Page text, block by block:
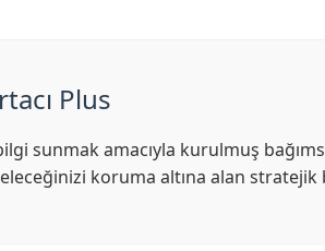
Plus
sunmak amacıyla kurulmuş
koruma altına alan stratejik